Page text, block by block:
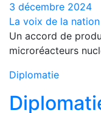
3 décembre 2024
La voix de la nation
Un accord de
microréacteurs
Diplomatie